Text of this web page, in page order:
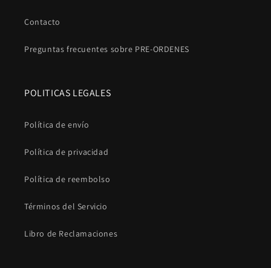
Contacto
Preguntas frecuentes sobre PRE-ORDENES
POLITICAS LEGALES
Política de envío
Política de privacidad
Política de reembolso
Términos del Servicio
Libro de Reclamaciones